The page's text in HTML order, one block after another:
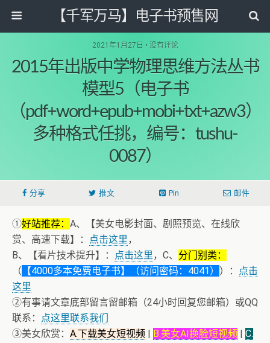
【千军万马】电子书预售网
2021年1月27日 • 没有评论
2015年出版中学物理思维方法丛书
模型5（电子书
（pdf+word+epub+mobi+txt+azw3）
多种格式任挑，编号：tushu-
0087）
分享 推文 Pin 邮件
①好站推荐： A、【美女电影封面、剧照预览、在线欣
赏、高速下载】：
点击这里，
B、【看片技术提升】：
点击这里，C、 分门别类：
（ 【4000多本免费电子书】（访问密码：4041） ）：
点击
这里
②有事请文章底部留言留邮箱（24小时回复您邮箱）或QQ
联系：
点这里联系我们
③美女欣赏： A.下载美女短视频 | B.美女AI换脸短视频 | C.